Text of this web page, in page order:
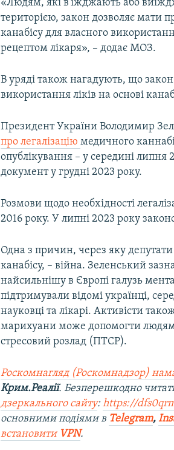
«Людям, які в’їжджають або
територією, закон дозволяє мати
канабісу для власного
рецептом лікаря», – додає МОЗ.
В уряді також нагадують, що
використання ліків на основі
Президент України Володимир
про легалізаціюмедичного
опублікування – у середині
документ у грудні 2023 року.
Розмови щодо необхідності
2016 року. У липні 2023 року
Одна з причин, через яку депутати
канабісу, – війна. Зеленський
найсильнішу в Європі галузь
підтримували відомі українці,
науковці та лікарі. Активісти
марихуани може допомогти
стресовий розлад (ПТСР).
Роскомнагляд (Роскомнадзор)
Крим.Реалії. Безперешкодно
дзеркального сайту:https://
основними подіями в Telegram,
встановити VPN.